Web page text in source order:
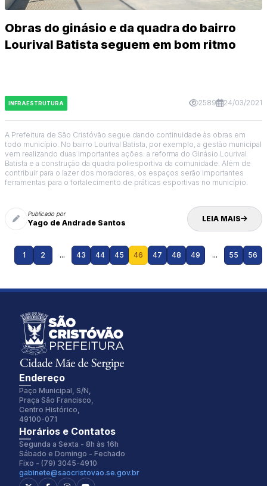
Obras do ginásio e da quadra do bairro
Lourival Batista seguem em bom ritmo
INFRAESTRUTURA 2589 24/03/2021
A Prefeitura de São Cristóvão segue dando continuidade às obras em
todo município. No bairro Lourival Batista, por exemplo, a gestão municipal
vem realizando duas importantes ações: a reforma do Ginásio Lourival
Batista e a construção da quadra poliesportiva da comunidade. Além de
contribuir para o lazer dos moradores, os espaços serão importantes
ferramentas para o fortalecimento de práticas esportivas no município.
Publicado por
Yago de Andrade Santos LEIA MAIS
1 2 ... 43 44 45 46 47 48 49 ... 55 56
Inter
Espaçamento Fonte:
Endereço
Paço Municipal, S/N,
Praça São Francisco,
Centro Histórico,
49100-071
Horários e Contatos
Segunda a Sexta - 8h às 16h
Sábado e Domingo - Fechado
Fixo - (79) 3045-4910
gabinete@saocristovao.se.gov.br